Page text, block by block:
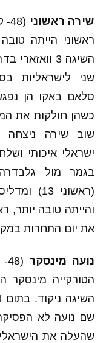
שירה ראשוני
ראשוני הייתה
השיגה 3
שני לישראליות
סלאם באקו הן
כשהן חולקות את
שוב שירה ניצחה
ישראלי איכותי
(ראשוני
והייתה טובה יותר,
את יום התחרות
נועה מינסקר
הטורקייה מינסקר
שם נועה לא
שהעלה את